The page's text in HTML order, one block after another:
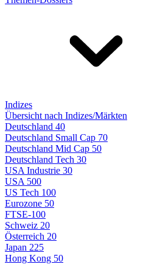
Indizes
Übersicht nach Indizes/Märkten
Deutschland 40
Deutschland Small Cap 70
Deutschland Mid Cap 50
Deutschland Tech 30
USA Industrie 30
USA 500
US Tech 100
Eurozone 50
FTSE-100
Schweiz 20
Österreich 20
Japan 225
Hong Kong 50